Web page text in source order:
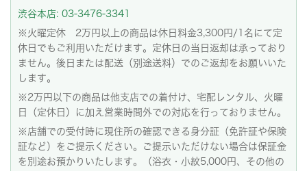
渋谷本店: 03-3476-3341
※火曜定休 2万円以上の商品は休日料金3,300円/1名にて定
休日でもご利用いただけます。定休日の当日返却は承っており
ません。後日または配送（別途送料）でのご返却をお願いいた
します。
※2万円以下の商品は他支店での着付け、宅配レンタル、火曜
日（定休日）に加え営業時間外での対応を行っておりません。
※店舗での受付時に現住所の確認できる身分証（免許証や保険
証など）をご提示ください。ご提示いただけない場合は保証金
を別途お預かりいたします。（浴衣・小紋5,000円、その他の